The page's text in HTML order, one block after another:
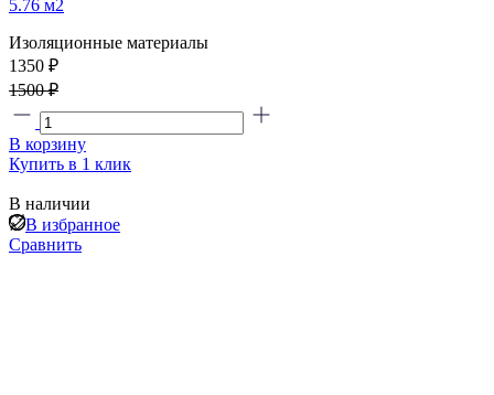
5.76 м2
Изоляционные материалы
1350 ₽
1500 ₽
В корзину
Купить в 1 клик
В наличии
В избранное
Сравнить